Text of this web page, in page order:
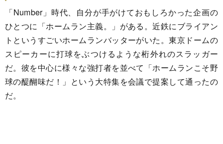
「Number」時代、自分が手がけておもしろかった企画の
ひとつに「ホームラン主義。」がある。近鉄にブライアン
トというすごいホームランバッターがいた。東京ドームの
スピーカーに打球をぶつけるような桁外れのスラッガー
だ。彼を中心に様々な強打者を並べて「ホームランこそ野
球の醍醐味だ！」という大特集を会議で提案して通ったの
だ。